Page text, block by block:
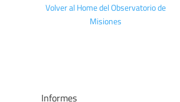
Volver al Home del Observatorio de
Misiones
Informes